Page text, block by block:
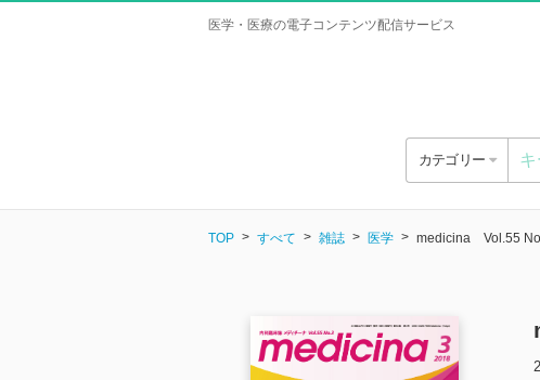
医学・医療の電子コンテンツ配信サービス
カテゴリー
TOP すべて 雑誌 医学 medicina Vol.55